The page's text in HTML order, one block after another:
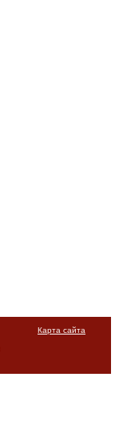
Карта сайта